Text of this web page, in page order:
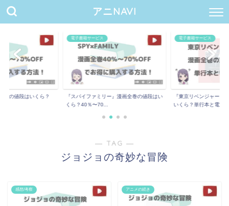
アニNAVI
巻の値段はいくら？
電子書籍サービス
『スパイファミリー』漫画全巻の値段はい
くら？40％〜70...
電子書籍サービス
『東京リベンジャーズ
いくら？単行本と電...
― TAG ―
ジョジョの奇妙な冒険
感想/考察 アニメの続き